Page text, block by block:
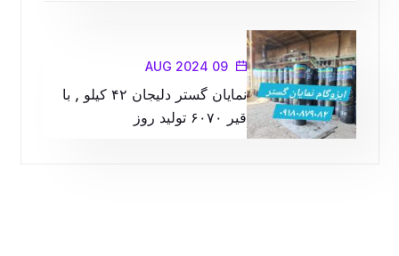
09 AUG 2024
نمایان گستر دلیجان ۴۲ کیلو , با
قیر ۶۰۷۰ تولید روز